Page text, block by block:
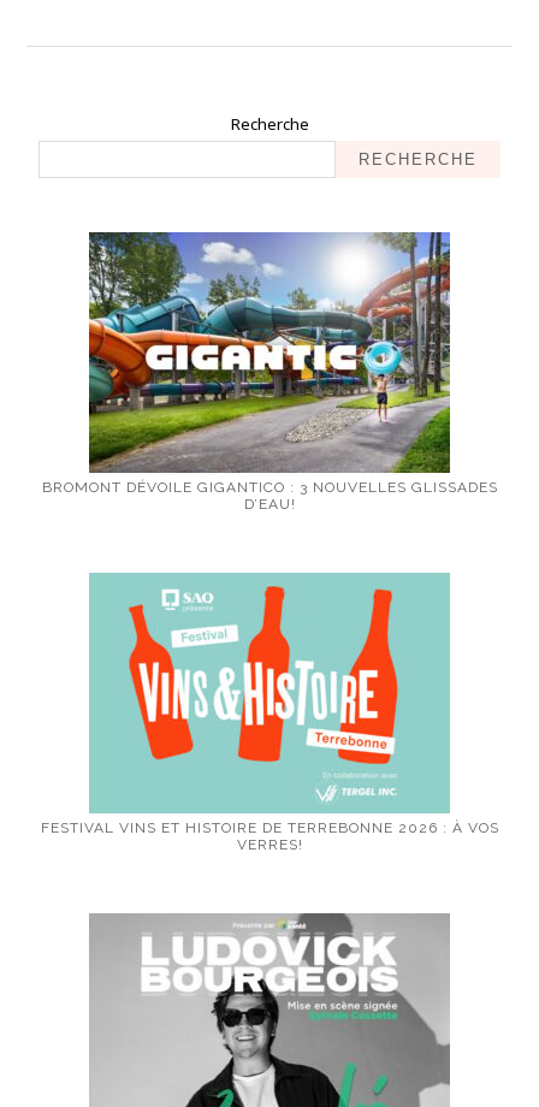
Recherche
RECHERCHE
BROMONT DÉVOILE GIGANTICO : 3 NOUVELLES GLISSADES
D’EAU!
FESTIVAL VINS ET HISTOIRE DE TERREBONNE 2026 : À VOS
VERRES!